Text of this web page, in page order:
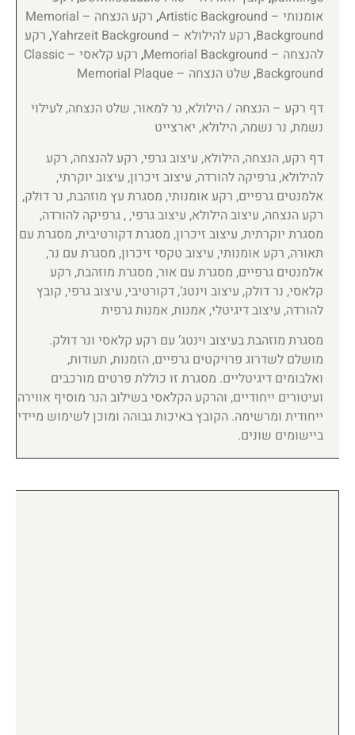
אומנותי – Artistic Background
,
רקע הנצחה – Memorial
Background
, רקע להילולא – Yahrzeit Background , רקע
להנצחה – Memorial Background
,
רקע קלאסי – Classic
Background
, שלט הנצחה – Memorial Plaque
דף רקע – הנצחה / הילולא, נר למאור, שלט הנצחה, לעילוי
נשמת, נר נשמה, הילולא, יארצייט
דף רקע, הנצחה, הילולא, עיצוב גרפי, רקע להנצחה, רקע
להילולא, גרפיקה להורדה, עיצוב זיכרון, עיצוב יוקרתי,
אלמנטים גרפיים, רקע אומנותי, מסגרת עץ מוזהבת, נר דולק,
רקע הנצחה, עיצוב הילולא, עיצוב גרפי, , גרפיקה להורדה,
מסגרת יוקרתית, עיצוב זיכרון, מסגרת דקורטיבית, מסגרת עם
תאורה, רקע אומנותי, עיצוב טקסי זיכרון, מסגרת עם נר,
אלמנטים גרפיים, מסגרת עם אור, מסגרת מוזהבת, רקע
קלאסי, נר דולק, עיצוב וינטג’, דקורטיבי, עיצוב גרפי, קובץ
להורדה, עיצוב דיגיטלי, אמנות, אמנות גרפית
מסגרת מוזהבת בעיצוב וינטג’ עם רקע קלאסי ונר דולק.
מושלם לשדרוג פרויקטים גרפיים, הזמנות, תעודות,
ואלבומים דיגיטליים. מסגרת זו כוללת פרטים מורכבים
ועיטורים ייחודיים, והרקע הקלאסי בשילוב הנר מוסיף אווירה
ייחודית ומרשימה. הקובץ באיכות גבוהה ומוכן לשימוש מיידי
ביישומים שונים.